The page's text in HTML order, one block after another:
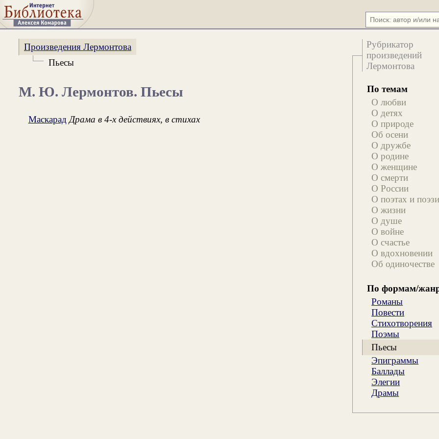
Рубрикатор
произведений
Лермонтова
По темам
О любви
О детях
О природе
Об осени
О дружбе
О родине
О женщине
О смерти
О России
О поэтах и
О жизни
О душе
О войне
О счастье
О вдохновении
Об одиночестве
По формам/
Романы
Повести
Стихотворения
Поэмы
Пьесы
Эпиграммы
Баллады
Элегии
Драмы
Произведения Лермонтова
Пьесы
М. Ю. Лермонтов. Пьесы
Маскарад Драма в 4-х действиях, в стихах